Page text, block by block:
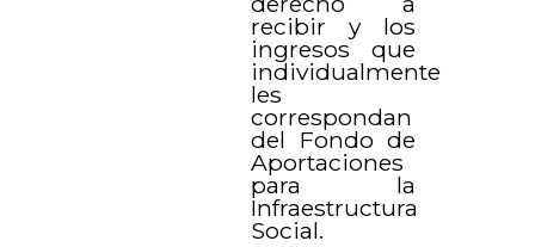
recibir y los
ingresos que
individualmente
les
correspondan
del Fondo de
Aportaciones
para la
Infraestructura
Social.